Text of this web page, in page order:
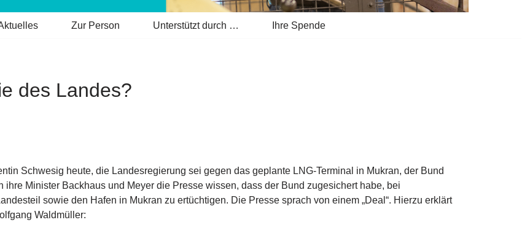
Zur Person Unterstützt durch … Ihre Spende
des Landes?
Schwesig heute, die Landesregierung sei gegen das geplante LNG-Terminal in Mukran, der Bund
Minister Backhaus und Meyer die Presse wissen, dass der Bund zugesichert habe, bei
sowie den Hafen in Mukran zu ertüchtigen. Die Presse sprach von einem „Deal“. Hierzu erklärt
Waldmüller: